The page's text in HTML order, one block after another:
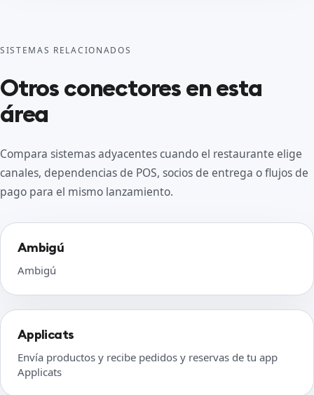
SISTEMAS RELACIONADOS
Otros conectores en esta
área
Compara sistemas adyacentes cuando el restaurante elige
canales, dependencias de POS, socios de entrega o flujos de
pago para el mismo lanzamiento.
Ambigú
Ambigú
Applicats
Envía productos y recibe pedidos y reservas de tu app
Applicats